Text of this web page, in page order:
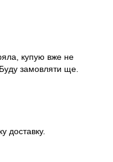
купую вже не
замовляти ще.
доставку.